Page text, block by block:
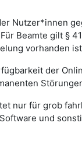
Nutzer*innen
Beamte gilt §
vorhanden
der
nur für grob
und